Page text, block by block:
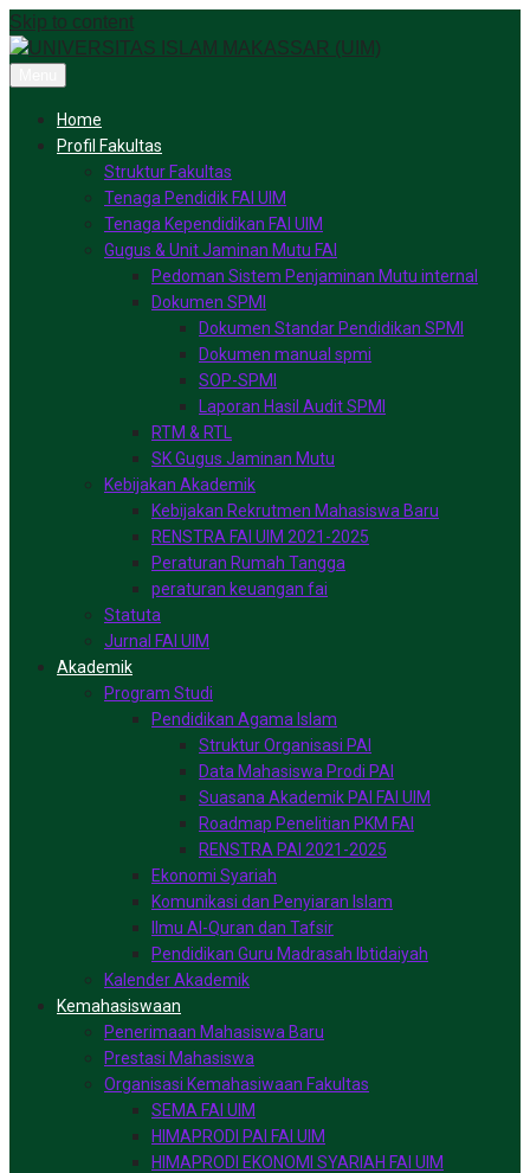
Skip to content
Home
Profil Fakultas
Struktur Fakultas
Tenaga Pendidik FAI UIM
Tenaga Kependidikan FAI UIM
Gugus & Unit Jaminan Mutu FAI
Pedoman Sistem Penjaminan Mutu internal
Dokumen SPMI
Dokumen Standar Pendidikan SPMI
Dokumen manual spmi
SOP-SPMI
Laporan Hasil Audit SPMI
RTM & RTL
SK Gugus Jaminan Mutu
Kebijakan Akademik
Kebijakan Rekrutmen Mahasiswa Baru
RENSTRA FAI UIM 2021-2025
Peraturan Rumah Tangga
peraturan keuangan fai
Statuta
Jurnal FAI UIM
Akademik
Program Studi
Pendidikan Agama Islam
Struktur Organisasi PAI
Data Mahasiswa Prodi PAI
Suasana Akademik PAI FAI UIM
Roadmap Penelitian PKM FAI
RENSTRA PAI 2021-2025
Ekonomi Syariah
Komunikasi dan Penyiaran Islam
Ilmu Al-Quran dan Tafsir
Pendidikan Guru Madrasah Ibtidaiyah
Kalender Akademik
Kemahasiswaan
Penerimaan Mahasiswa Baru
Prestasi Mahasiswa
Organisasi Kemahasiwaan Fakultas
SEMA FAI UIM
HIMAPRODI PAI FAI UIM
HIMAPRODI EKONOMI SYARIAH FAI UIM